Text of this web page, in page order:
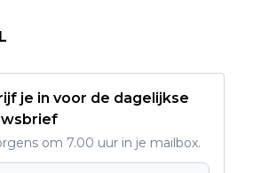
je in voor de dagelijkse
om 7.00 uur in je mailbox.